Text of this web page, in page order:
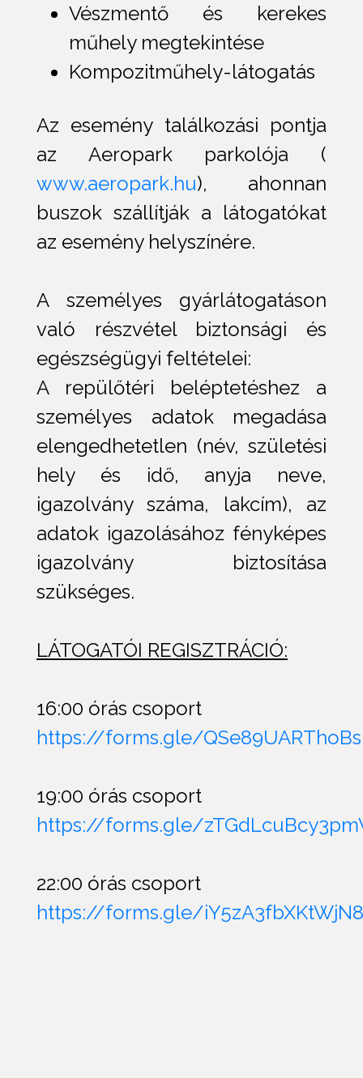
Vészmentő és kerekes
műhely megtekintése
Kompozitműhely-látogatás
Az esemény találkozási pontja
az Aeropark parkolója (
www.aeropark.hu), ahonnan
buszok szállítják a látogatókat
az esemény helyszínére.
A személyes gyárlátogatáson
való részvétel biztonsági és
egészségügyi feltételei:
A repülőtéri beléptetéshez a
személyes adatok megadása
elengedhetetlen (név, születési
hely és idő, anyja neve,
igazolvány száma, lakcím), az
adatok igazolásához fényképes
igazolvány biztosítása
szükséges.
LÁTOGATÓI REGISZTRÁCIÓ:
16:00 órás csoport
https://forms.gle/
19:00 órás csoport
https://forms.gle/
22:00 órás csoport
https://forms.gle/